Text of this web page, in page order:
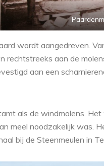
wordt aangedreven.
rechtstreeks aan de
aan een
als de windmolens.
meel noodzakelijk was.
bij de Steenmeulen in